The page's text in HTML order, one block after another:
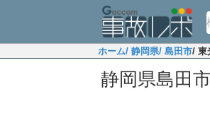
ホーム/ 静岡県/ 島田市/ 東
静岡県島田